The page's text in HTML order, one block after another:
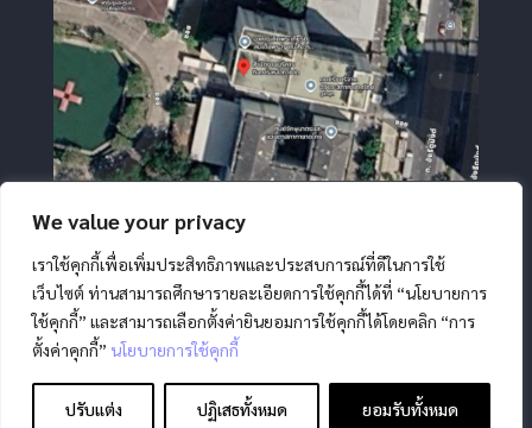
We value your privacy
เราใช้คุกกี้เพื่อเพิ่มประสิทธิภาพและประสบการณ์ที่ดีในการใช้
เว็บไซต์ ท่านสามารถศึกษารายละเอียดการใช้คุกกี้ได้ที่ “นโยบายการ
ใช้คุกกี้” และสามารถเลือกตั้งค่ายินยอมการใช้คุกกี้ได้โดยคลิก “การ
ตั้งค่าคุกกี้” นโยบายการใช้คุกกี้
ปรับแต่ง ปฏิเสธทั้งหมด ยอมรับทั้งหมด
ส่วนบุคคล
นโยบายคุกกี้ |ข้อตกลงการใช้งาน | มาตรการ